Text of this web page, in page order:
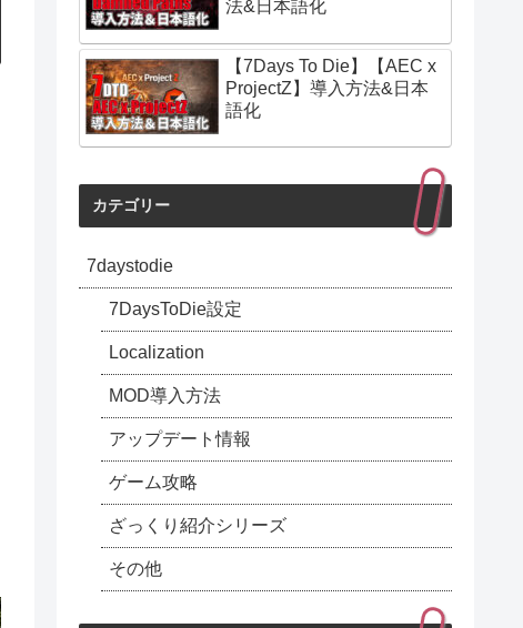
法&日本語化
【7Days To Die】【AEC x
ProjectZ】導入方法&日本
語化
カテゴリー
7daystodie
7DaysToDie設定
Localization
MOD導入方法
アップデート情報
ゲーム攻略
ざっくり紹介シリーズ
その他